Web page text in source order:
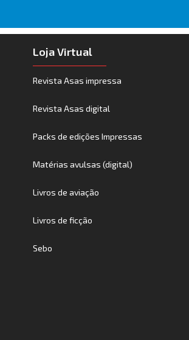
Loja Virtual
Revista Asas impressa
Revista Asas digital
Packs de edições Impressas
Matérias avulsas (digital)
Livros de aviação
Livros de ficção
Sebo